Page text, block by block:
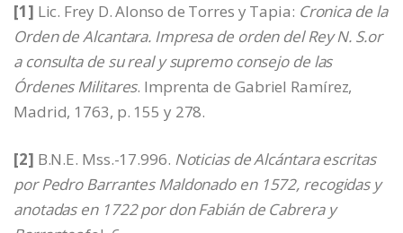
[1] Lic. Frey D. Alonso de Torres y Tapia: Cronica de la
Orden de Alcantara. Impresa de orden del Rey N. S.or
a consulta de su real y supremo consejo de las
Órdenes Militares. Imprenta de Gabriel Ramírez,
Madrid, 1763, p. 155 y 278.
[2] B.N.E. Mss.-17.996. Noticias de Alcántara escritas
por Pedro Barrantes Maldonado en 1572, recogidas y
anotadas en 1722 por don Fabián de Cabrera y